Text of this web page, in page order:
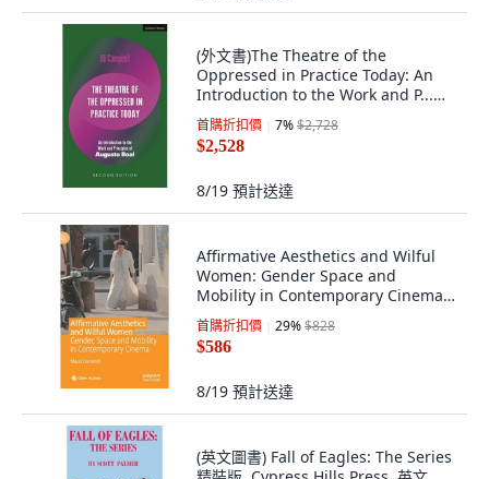
(外文書)The Theatre of the
Oppressed in Practice Today: An
Introduction to the Work and P...
Hardcover, Methuen Drama,
English
首購折扣價 7%$2,728
$2,528
8/19 預計送達
Affirmative Aesthetics and Wilful
Women: Gender Space and
Mobility in Contemporary Cinema
精裝版, Palgrave MacMillan, 英文
首購折扣價 29%$828
$586
8/19 預計送達
(英文圖書) Fall of Eagles: The Series